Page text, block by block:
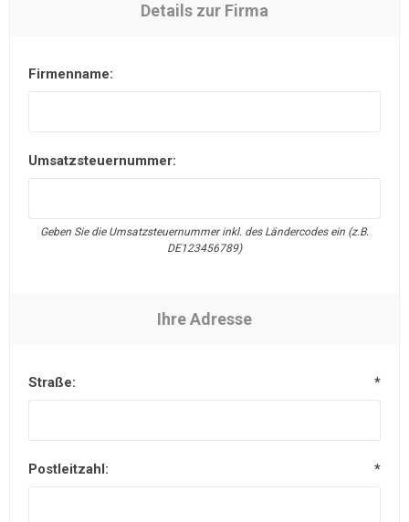
Details zur Firma
Firmenname:
Umsatzsteuernummer:
Geben Sie die Umsatzsteuernummer inkl. des Ländercodes ein (z.B.
DE123456789)
Ihre Adresse
Straße: *
Postleitzahl: *